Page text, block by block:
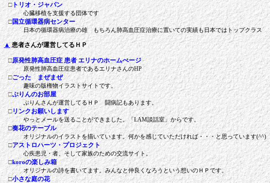
□トリオ・ジャパン
心臓移植を支援する団体です
□国立循環器病センター
日本の循環器病治療の雄 もちろん肺高血圧症治療に置いての実績も日本ではトップクラス
▲ 患者さんが運営してるＨＰ
□原発性肺高血圧症 患者 エリナのホームぺージ
原発性肺高血圧症患者であるエリナさんのHP
□ごった まぜまぜ
趣味の版権物イラストサイトです。
□ぷりんのお部屋
ぷりんさんが運営してるＨＰ 闘病記もあります。
□リンクお願いします
やっとメールを送ることができました。「LAM談話室」からです。
□奏花のテーブル
オリジナルのイラストを描いています。何かを感じていただければ・・・と思っています(^^)
□アストロハーツ・プロジェクト
心疾患児・者、そして家族のための交流サイト。
□koroの楽しみ箱
オリジナルの詩を書いてます。みんなと仲良くなろうという想いのＨＰです。
□小さな庭の花